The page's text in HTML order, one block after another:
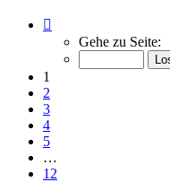
von
Gehe zu Seite:
1
2
3
4
5
…
12